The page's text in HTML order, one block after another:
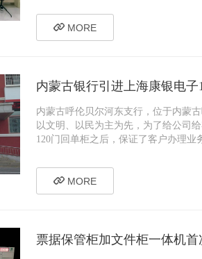
MORE
内蒙古银行引进上海康银电子
内蒙古呼伦贝尔河东支行，位于内蒙
以文明、以民为主为先，为了给公司
120门回单柜之后，保证了客户办理
MORE
票据保管柜加文件柜一体机